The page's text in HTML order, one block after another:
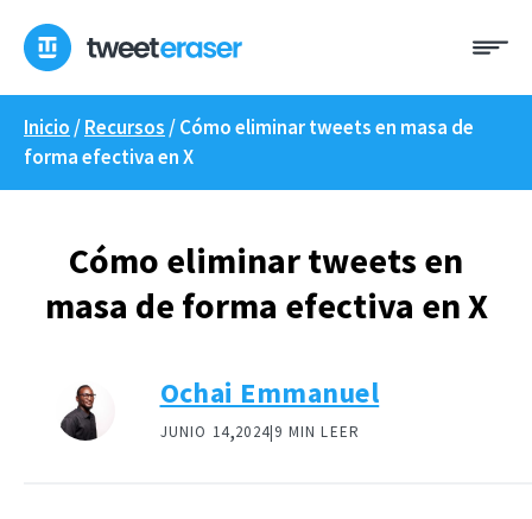
contenido
Inicio /Recursos /Cómo eliminar tweets en masa de
forma efectiva en X
Cómo eliminar tweets en
masa de forma efectiva en X
Ochai Emmanuel
JUNIO 14,2024|9 MIN LEER